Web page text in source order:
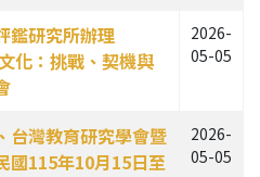
鑑研究所辦理
化：挑戰、契機與
2026-
05-05
台灣教育研究學會暨
國115年10月15日至
2026-
05-05